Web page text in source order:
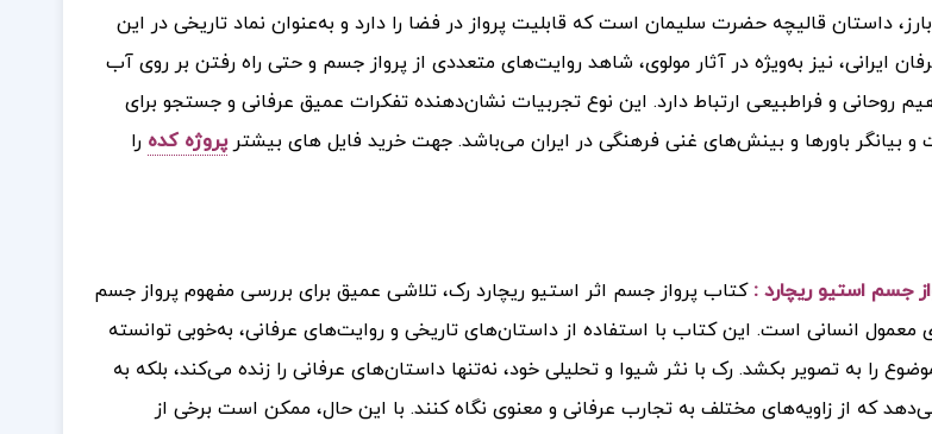
داستان قالیچه حضرت سلیمان است که قابلیت پرواز در فضا را دارد و به‌عنوان نماد تاریخی در این
ایرانی، نیز به‌ویژه در آثار مولوی، شاهد روایت‌های متعددی از پرواز جسم و حتی راه رفتن بر روی آب
روحانی و فراطبیعی ارتباط دارد. این نوع تجربیات نشان‌دهنده تفکرات عمیق عرفانی و جستجو برای
بیانگر باورها و بینش‌های غنی فرهنگی در ایران می‌باشد. جهت خرید فایل های بیشتر پروژه کده را
جسم استیو ریچارد :کتاب پرواز جسم اثر استیو ریچارد رک، تلاشی عمیق برای بررسی مفهوم پرواز جسم
معمول انسانی است. این کتاب با استفاده از داستان‌های تاریخی و روایت‌های عرفانی، به‌خوبی توانسته
را به تصویر بکشد. رک با نثر شیوا و تحلیلی خود، نه‌تنها داستان‌های عرفانی را زنده می‌کند، بلکه به
که از زاویه‌های مختلف به تجارب عرفانی و معنوی نگاه کنند. با این حال، ممکن است برخی از